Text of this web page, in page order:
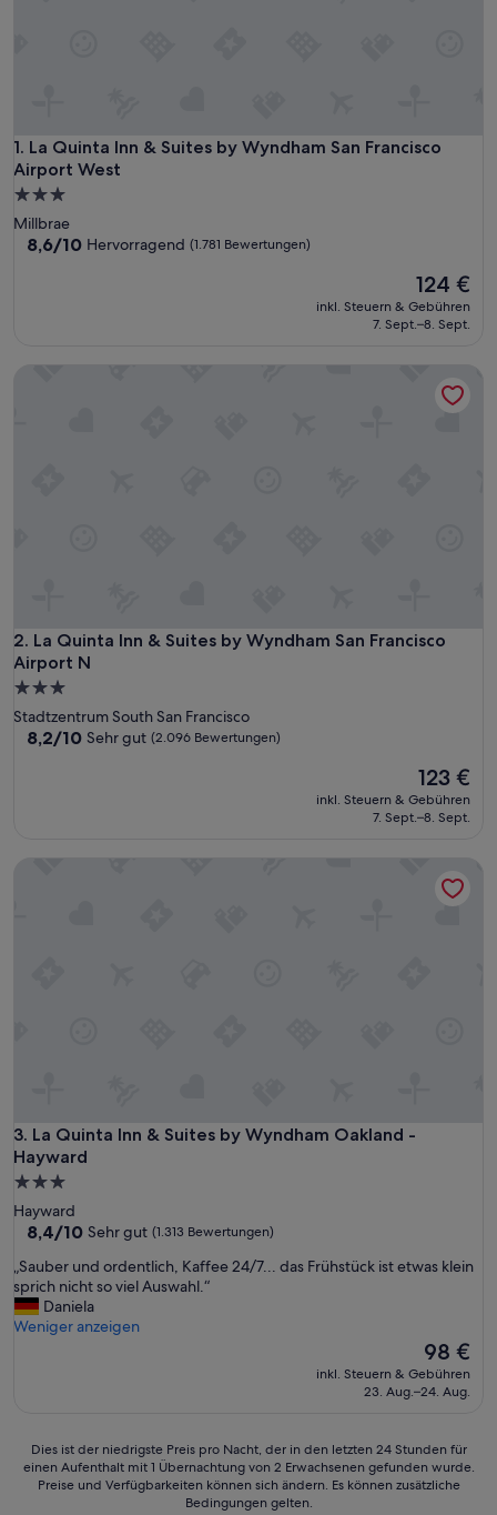
1. La Quinta Inn & Suites by Wyndham San Francisco
Airport West
La Quinta Inn & Suites by Wyndham San Francisco Airport
3.0-
Sterne-
Unterkunft
Millbrae
8.6
8,6/10 Hervorragend (1.781 Bewertungen)
Der
Preis
beträgt
124 €
inkl. Steuern & Gebühren
7. Sept.–8. Sept.
2. La Quinta Inn & Suites by Wyndham San Francisco
Airport N
La Quinta Inn & Suites by Wyndham San Francisco Airport N
3.0-
Sterne-
Unterkunft
Stadtzentrum South San Francisco
8.2
Bewertungen)
8,2/10 Sehr gut (2.096 Bewertungen)
Der
Preis
beträgt
123 €
inkl. Steuern & Gebühren
7. Sept.–8. Sept.
La Quinta Inn & Suites by Wyndham San Francisco Airport N
3. La Quinta Inn & Suites by Wyndham Oakland -
Hayward
La Quinta Inn & Suites by Wyndham Oakland - Hayward
3.0-
Sterne-
Unterkunft
Hayward
8.4
10,
Sehr
gut,
(1.313
8,4/10 Sehr gut (1.313 Bewertungen)
S
a
u
„Sauber und ordentlich, Kaffee 24/7... das Frühstück ist etwas klein
sprich nicht so viel Auswahl.“
Daniela
Weniger anzeigen
Der
Preis
beträgt
98 €
inkl. Steuern & Gebühren
23. Aug.–24. Aug.
Dies
ist
Dies ist der niedrigste Preis pro Nacht, der in den letzten 24 Stunden für
einen Aufenthalt mit 1 Übernachtung von 2 Erwachsenen gefunden wurde.
Preise und Verfügbarkeiten können sich ändern. Es können zusätzliche
Bedingungen gelten.